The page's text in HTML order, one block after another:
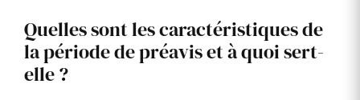
Quelles sont les caractéristiques de
la période de préavis et à quoi sert-
elle ?